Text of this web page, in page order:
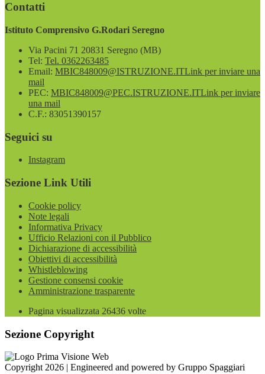
Contatti
Istituto Comprensivo G.Rodari Seregno
Via Pacini 71 20831 Seregno (MB)
Tel: Tel. 0362263485
Email: MBIC848009@ISTRUZIONE.ITLink per inviare una
mail
PEC: MBIC848009@PEC.ISTRUZIONE.ITLink per inviare
una mail
C.F.: 83051390157
Seguici su
Instagram
Sezione Link Utili
Cookie policy
Note legali
Informativa Privacy
Ufficio Relazioni con il Pubblico
Dichiarazione di accessibilità
Obiettivi di accessibilità
Whistleblowing
Gestione consensi cookie
Amministrazione trasparente
Pagina visualizzata 26436 volte
Sezione Copyright
Copyright 2026 | Engineered and powered by Gruppo Spaggiari